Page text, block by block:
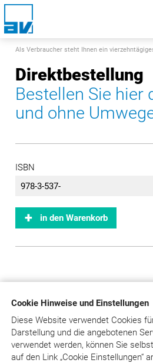
Cookie Hinweise und Einstellungen
Diese Website verwendet Cookies
Darstellung und die angebotenen
verwendet werden, können Sie
aufden Link „Cookie Einstellungen“
Als Verbraucher steht Ihnen ein
Direktbestellung
Bestellen Sie hier
und ohne
ISBN
in den Warenkorb